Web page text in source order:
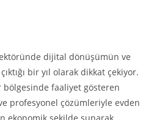
dijital dönüşümün ve
bir yıl olarak dikkat çekiyor.
bölgesinde faaliyet gösteren
profesyonel çözümleriyle evden